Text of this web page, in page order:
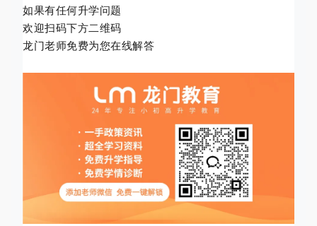
如果有任何升学问题
欢迎扫码下方二维码
龙门老师免费为您在线解答